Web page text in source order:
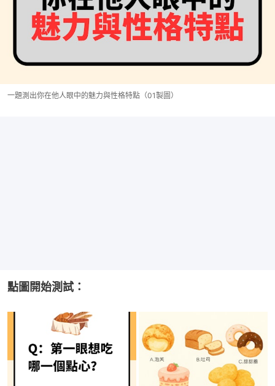
一題測出你在他人眼中的魅力與性格特點（01製圖）
點圖開始測試：